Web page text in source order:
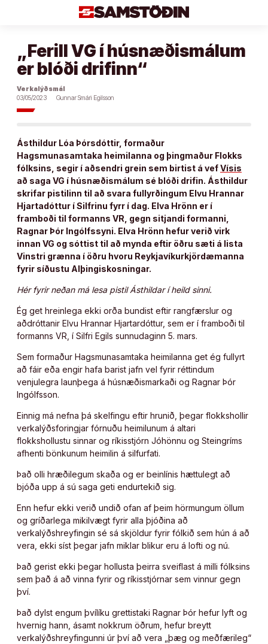
„Ferill VG í húsnæðismálum
er blóði drifinn“
Verkalýðsmál
03/05/2023
Gunnar Smári Egilsson
Ásthildur Lóa Þórsdóttir, formaður
Hagsmunasamtaka heimilanna og þingmaður Flokks
fólksins, segir í aðsendri grein sem birtist á vefVísis
að saga VG í húsnæðismálum sé blóði drifin. Ásthildur
skrifar pistilinn til að svara fullyrðingum Elvu Hrannar
Hjartadóttur í Silfrinu fyrr í dag. Elva Hrönn er í
framboði til formanns VR, gegn sitjandi formanni,
Ragnar Þór Ingólfssyni. Elva Hrönn hefur verið virk
innan VG og sóttist til að mynda eftir öðru sæti á lista
Vinstri grænna í öðru hvoru Reykjavíkurkjördæmanna
fyrir síðustu Alþingiskosningar.
Hér fyrir neðan má lesa pistil Ásthildar í heild sinni.
Ég get hreinlega ekki orða bundist eftir rangfærslur og
aðdróttanir Elvu Hrannar Hjartardóttur, sem er í framboði til
formanns VR, í Silfri Egils sunnudaginn 5. mars.
Sem formaður Hagsmunasamtaka heimilanna get ég fullyrt
að fáir eða engir hafa barist jafn vel fyrir réttindum
venjulegra launþega á húsnæðismarkaði og Ragnar Þór
Ingólfsson.
Einnig má nefna þá skelfingu eftir hrunið, þegar flokkshollir
verkalýðsforingjar fórnuðu heimilunum á altari
flokkshollustu sinnar og ríkisstjórn Jóhönnu og Steingríms
afhenti bönkunum heimilin á silfurfati.
Það olli hræðilegum skaða og er beinlínis hættulegt að
bjóða upp á sú saga geti endurtekið sig.
Enn hefur ekki verið undið ofan af þeim hörmungum öllum
og gríðarlega mikilvægt fyrir alla þjóðina að
verkalýðshreyfingin sé sá skjöldur fyrir fólkið sem hún á að
vera, ekki síst þegar jafn miklar blikur eru á lofti og nú.
Það gerist ekki þegar hollusta þeirra sveiflast á milli fólksins
sem það á að vinna fyrir og ríkisstjórnar sem vinnur gegn
því.
Það dylst engum þvílíku grettistaki Ragnar Þór hefur lyft og
hvernig hann, ásamt nokkrum öðrum, hefur breytt
verkalýðshreyfingunni úr því að vera „þæg og meðfærileg“